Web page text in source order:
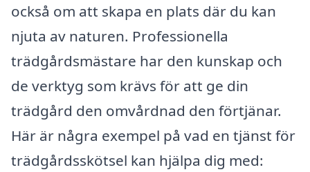
också om att skapa en plats där du kan
njuta av naturen. Professionella
trädgårdsmästare har den kunskap och
de verktyg som krävs för att ge din
trädgård den omvårdnad den förtjänar.
Här är några exempel på vad en tjänst för
trädgårdsskötsel kan hjälpa dig med: